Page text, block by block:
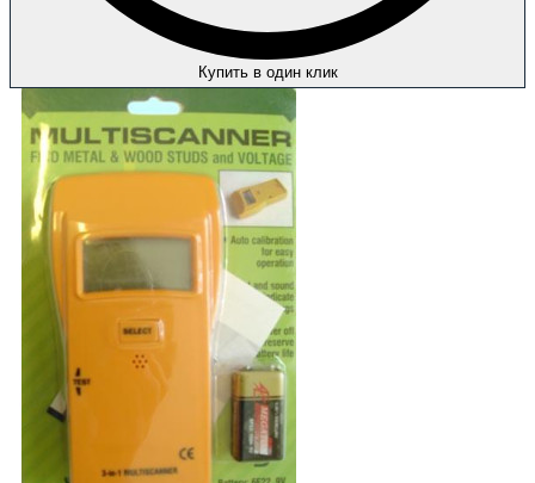
Купить в один клик